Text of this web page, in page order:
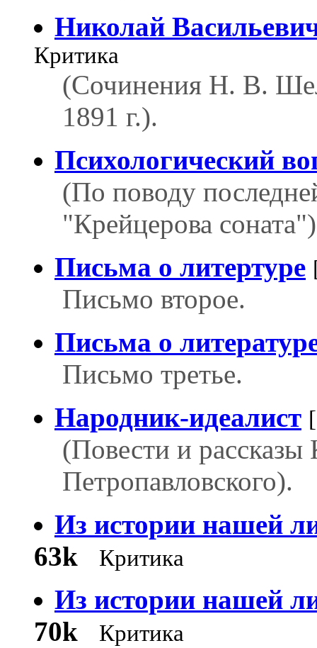
Николай
Критика
(Сочинения Н. В.
1891 г.).
Психологический
(По поводу
"Крейцерова
Письма о литертуре
Письмо второе.
Письма о
Письмо третье.
Народник-идеалист
(Повести и
Петропавловского).
Из истории нашей
63k
Критика
Из истории нашей
70k
Критика